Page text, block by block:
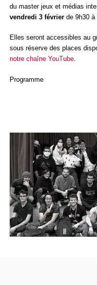
du master jeux et médias
vendredi 3 février de 9h30 à
Elles seront accessibles au
sous réserve des places
notre chaîne YouTube.
Programme